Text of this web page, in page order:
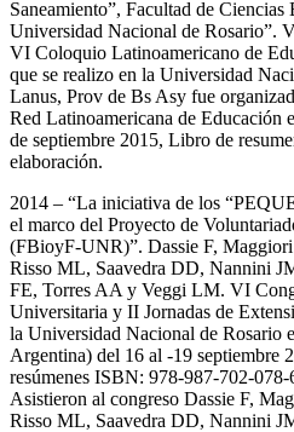
Saneamiento”, Facultad de
Universidad Nacional de Rosario”.
VI Coloquio Latinoamericano de
que se realizo en la Universidad
Lanus, Prov de Bs Asy fue
Red Latinoamericana de Educación
de septiembre 2015, Libro de
elaboración.
2014 – “La iniciativa de los
el marco del Proyecto de
(FBioyF-UNR)”. Dassie F,
Risso ML, Saavedra DD, Nannini
FE, Torres AA y Veggi LM. VI
Universitaria y II Jornadas de
la Universidad Nacional de Rosario
Argentina) del 16 al -19 septiembre
resúmenes ISBN: 978-987-702-
Asistieron al congreso Dassie F,
Risso ML, Saavedra DD, Nannini